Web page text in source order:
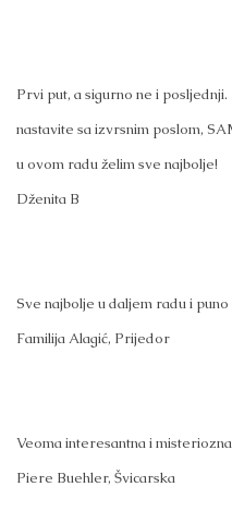
Prvi put, a sigurno ne i
nastavite sa izvrsnim poslom,
u ovom radu želim sve najbolje!
Dženita B
Sve najbolje u daljem radu i puno
Familija Alagić, Prijedor
Veoma interesantna i
Piere Buehler, Švicarska